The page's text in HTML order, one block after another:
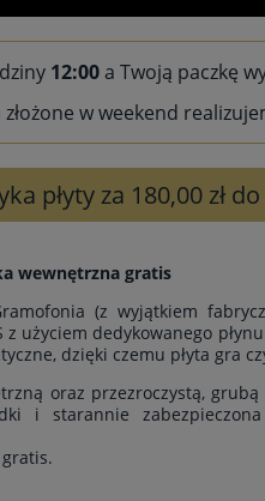
12:00a Twoją paczkę
w weekend
płyty za 180,00 zł
wewnętrzna gratis
(z wyjątkiem
użyciem dedykowanego
dzięki czemu płyta gra
oraz przezroczystą,
i starannie